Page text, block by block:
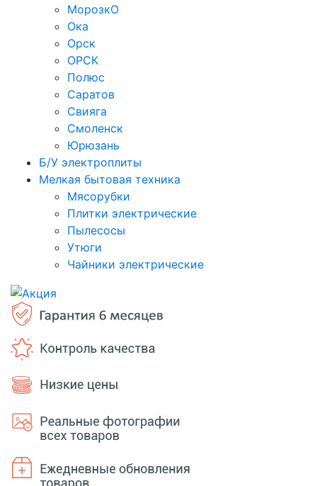
МорозкО
Ока
Орск
ОРСК
Полюс
Саратов
Свияга
Смоленск
Юрюзань
Б/У электроплиты
Мелкая бытовая техника
Мясорубки
Плитки электрические
Пылесосы
Утюги
Чайники электрические